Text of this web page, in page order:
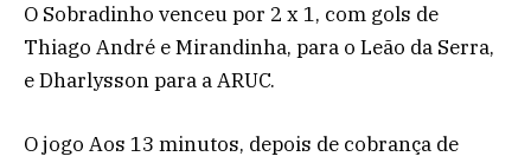
O Sobradinho venceu por 2 x 1, com gols de
Thiago André e Mirandinha, para o Leão da Serra,
e Dharlysson para a ARUC.
O jogo Aos 13 minutos, depois de cobrança de